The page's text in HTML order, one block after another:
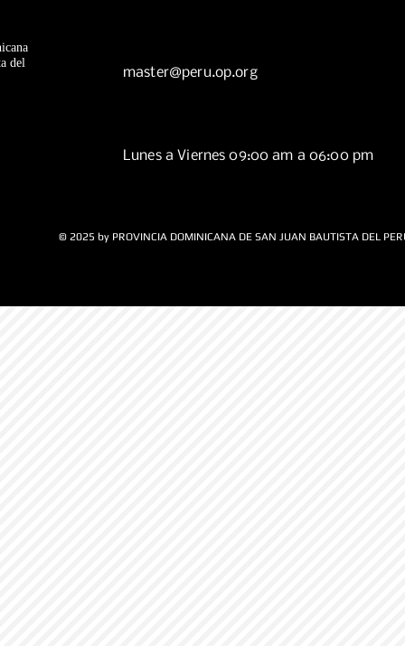
del
master@peru.op.org
Lunes a Viernes 09:00 am a 06:00 pm
© 2025 by PROVINCIA DOMINICANA DE SAN JUAN BAUTISTA DEL